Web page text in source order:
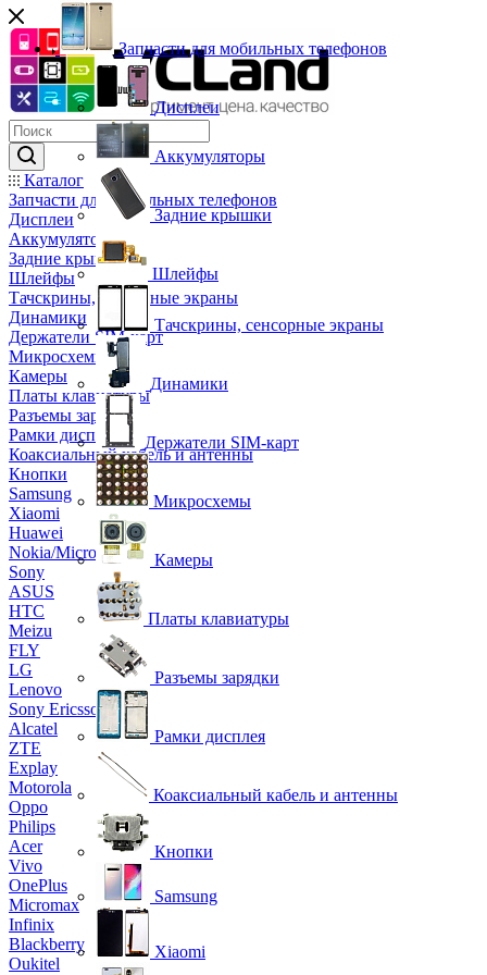
Каталог
Запчасти для мобильных телефонов
Дисплеи
Аккумуляторы
Задние крышки
Шлейфы
Тачскрины, сенсорные экраны
Динамики
Держатели SIM-карт
Микросхемы
Камеры
Платы клавиатуры
Разъемы зарядки
Рамки дисплея
Коаксиальный кабель и антенны
Кнопки
Samsung
Xiaomi
Huawei
Nokia/Microsoft
Sony
ASUS
HTC
Meizu
FLY
LG
Lenovo
Sony Ericsson
Alcatel
ZTE
Explay
Motorola
Oppo
Philips
Acer
Vivo
OnePlus
Micromax
Infinix
Blackberry
Oukitel
Запчасти для мобильных телефонов
Дисплеи
Аккумуляторы
Задние крышки
Шлейфы
Тачскрины, сенсорные экраны
Динамики
Держатели SIM-карт
Микросхемы
Камеры
Платы клавиатуры
Разъемы зарядки
Рамки дисплея
Коаксиальный кабель и антенны
Кнопки
Samsung
Xiaomi